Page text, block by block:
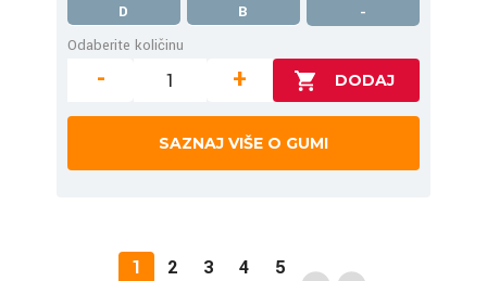
D B
-
Odaberite količinu
- +
SAZNAJ VIŠE O GUMI
1 2 3 4
5